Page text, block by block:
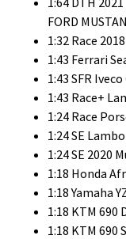
FORD
1:32 Race
1:43 Ferrari
1:43 SFR
1:43 Race+
1:24 Race
1:24 SE
1:24 SE 2020
1:18 Honda
1:18 Yamaha
1:18 KTM 690
1:18 KTM 690